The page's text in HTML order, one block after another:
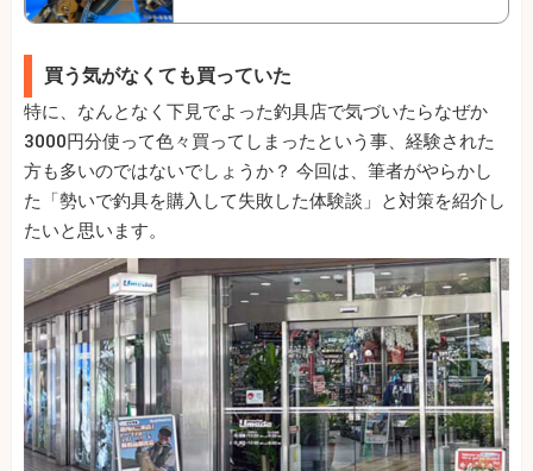
買う気がなくても買っていた
特に、なんとなく下見でよった釣具店で気づいたらなぜか
3000円分使って色々買ってしまったという事、経験された
方も多いのではないでしょうか？ 今回は、筆者がやらかし
た「勢いで釣具を購入して失敗した体験談」と対策を紹介し
たいと思います。